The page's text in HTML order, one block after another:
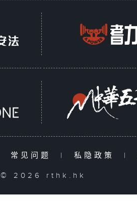
常见问题 | 私隐政策 |
© 2026 rthk.hk